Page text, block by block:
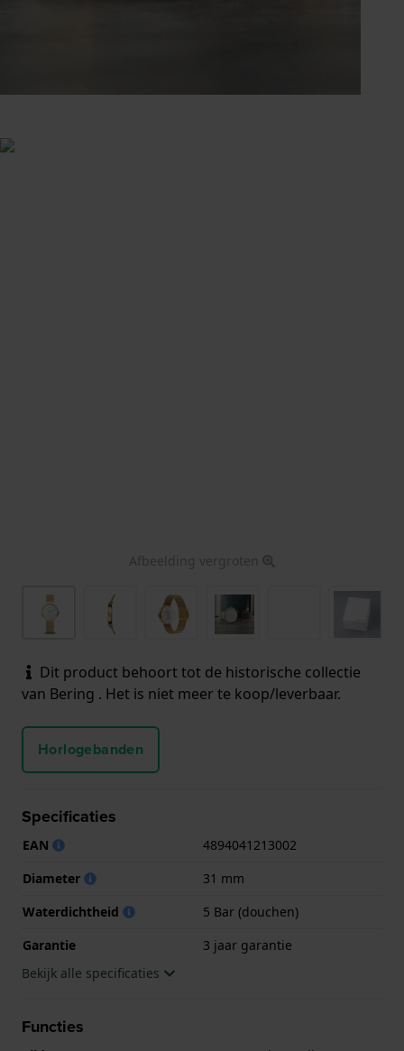
Afbeelding vergroten
Dit product behoort tot de historische collectie
van Bering . Het is niet meer te koop/leverbaar.
Horlogebanden
Specificaties
EAN
4894041213002
Diameter
31 mm
Waterdichtheid
5 Bar (douchen)
Garantie
3 jaar garantie
Bekijk alle specificaties
Functies